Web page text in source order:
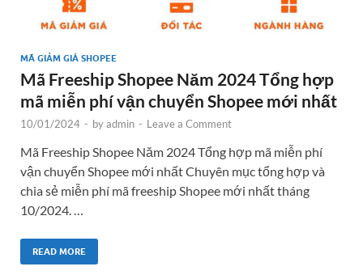
MÃ GIẢM GIÁ SHOPEE
Mã Freeship Shopee Năm 2024 Tổng hợp
mã miễn phí vận chuyển Shopee mới nhất
10/01/2024 - byadmin - Leave a Comment
Mã Freeship Shopee Năm 2024 Tổng hợp mã miễn phí
vận chuyển Shopee mới nhất Chuyên mục tổng hợp và
chia sẻ miễn phí mã freeship Shopee mới nhất tháng
10/2024. …
READ MORE